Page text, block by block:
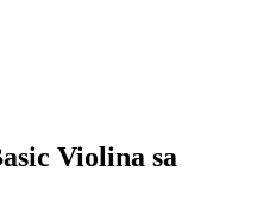
Violina sa